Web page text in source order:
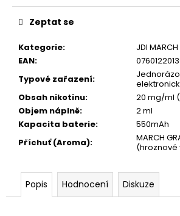
Kategorie:
JDI MARCH
EAN:
Typové zařazení:
Obsah nikotinu:
20 mg/ml
Objem náplně:
2 ml
Kapacita baterie:
550mAh
Příchuť (Aroma):
MARCH
(hroznové
Zeptat se
Popis Hodnocení Diskuze
Kč